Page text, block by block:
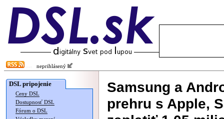
neprihlásený
DSL pripojenie
Ceny DSL
Dostupnosť DSL
Fórum o DSL
Samsung a
prehru s Apple,